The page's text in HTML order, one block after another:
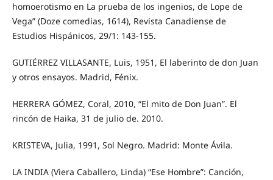
homoerotismo en La prueba de los ingenios, de Lope de
Vega” (Doze comedias, 1614), Revista Canadiense de
Estudios Hispánicos, 29/1: 143-155.
GUTIÉRREZ VILLASANTE, Luis, 1951, El laberinto de don Juan
y otros ensayos. Madrid, Fénix.
HERRERA GÓMEZ, Coral, 2010, “El mito de Don Juan”. El
rincón de Haika, 31 de julio de. 2010.
KRISTEVA, Julia, 1991, Sol Negro. Madrid: Monte Ávila.
LA INDIA (Viera Caballero, Linda) “Ese Hombre”: Canción,